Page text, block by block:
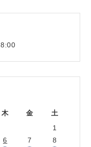
木 金
土
1
6 7
8